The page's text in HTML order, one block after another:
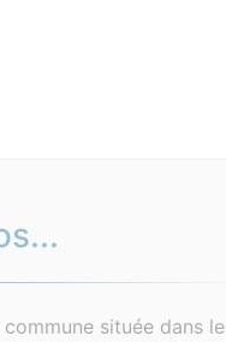
située dans le